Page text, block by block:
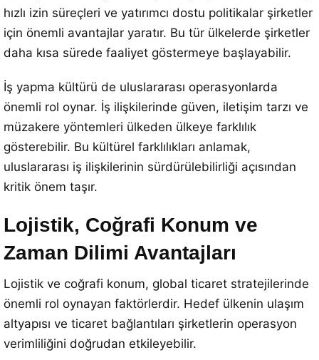
hızlı izin süreçleri ve yatırımcı dostu politikalar şirketler
için önemli avantajlar yaratır. Bu tür ülkelerde şirketler
daha kısa sürede faaliyet göstermeye başlayabilir.
İş yapma kültürü de uluslararası operasyonlarda
önemli rol oynar. İş ilişkilerinde güven, iletişim tarzı ve
müzakere yöntemleri ülkeden ülkeye farklılık
gösterebilir. Bu kültürel farklılıkları anlamak,
uluslararası iş ilişkilerinin sürdürülebilirliği açısından
kritik önem taşır.
Lojistik, Coğrafi Konum ve
Zaman Dilimi Avantajları
Lojistik ve coğrafi konum, global ticaret stratejilerinde
önemli rol oynayan faktörlerdir. Hedef ülkenin ulaşım
altyapısı ve ticaret bağlantıları şirketlerin operasyon
verimliliğini doğrudan etkileyebilir.